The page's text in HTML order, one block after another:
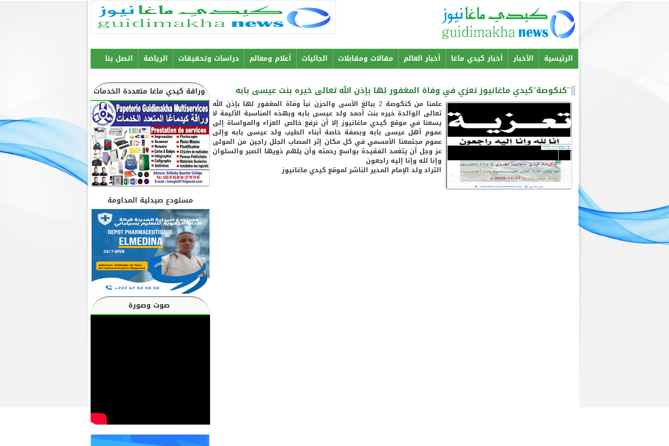
contenu
principal
Menu principal
الرئيسية الأخبار أخبار كيدي ماغا أخبار العالم مقالات ومقابلات الجاليات أعلام ومعالم دراسات وتحقيقات الرياضة اتصل بنا
وراقة كيدي ماغا متعددة الخدمات
مستودع صيدلية المداومة
صوت وصورة
"كنكوصة"كيدي ماغانيوز تعزي في وفاة المغفور لها بإذن الله تعالى خيره بنت عيسى بابه
علمنا من كنكوصة 2 ببالغ الأسى والحزن نبأ وفاة المغفور لها بإذن الله
تعالى الوالدة خيره بنت أحمد ولد عيسى بابه وبهذه المناسبة الأليمة لا
يسعنا في موقع كيدي ماغانيوز إلا أن نرفع خالص العزاء والمواساة إلى
عموم أهل عيسى بابه وبصفة خاصة أبناء الطيب ولد عيسى بابه وإلى
عموم مجتمعنا الأمسمي في كل مكان إثر المصاب الجلل راجين من المولى
عز وجل أن يتغمد الفقيدة بواسع رحمته وأن يلهم ذويها الصبر والسلوان
وإنا لله وإنا إليه راجعون
التراد ولد الإمام المدير الناشر لموقع كيدي ماغانيوز